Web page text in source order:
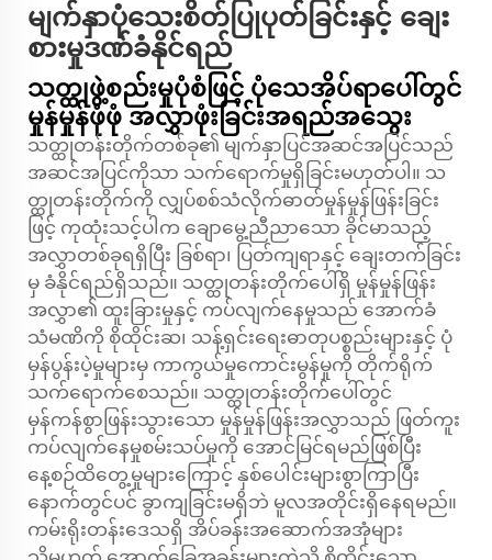
မျက်နှာပုံသေးစိတ်ပြုပုတ်ခြင်းနှင့် ချေး
စားမှုဒဏ်ခံနိုင်ရည်
သတ္ထုဖွဲ့စည်းမှုပုံစံဖြင့် ပုံသေအိပ်ရာပေါ်တွင်
မှုန်မှုန်ဖုံဖုံ အလွှာဖုံးခြင်းအရည်အသွေး
သတ္ထုတန်းတိုက်တစ်ခု၏ မျက်နှာပြင်အဆင်အပြင်သည်
အဆင်အပြင်ကိုသာ သက်ရောက်မှုရှိခြင်းမဟုတ်ပါ။ သ
တ္ထုတန်းတိုက်ကို လျှပ်စစ်သံလိုက်ဓာတ်မှုန်မှုန်ဖြန်းခြင်း
ဖြင့် ကုထုံးသင့်ပါက ချောမွေ့ညီညာသော ခိုင်မာသည့်
အလွှာတစ်ခုရရှိပြီး ခြစ်ရာ၊ ပြတ်ကျရာနှင့် ချေးတက်ခြင်း
မှ ခံနိုင်ရည်ရှိသည်။ သတ္ထုတန်းတိုက်ပေါ်ရှိ မှုန်မှုန်ဖြန်း
အလွှာ၏ ထူးခြားမှုနှင့် ကပ်လျက်နေမှုသည် အောက်ခံ
သံမဏိကို စိုထိုင်းဆ၊ သန့်ရှင်းရေးဓာတုပစ္စည်းများနှင့် ပုံ
မှန်ပွန်းပဲ့မှုများမှ ကာကွယ်မှုကောင်းမွန်မှုကို တိုက်ရိုက်
သက်ရောက်စေသည်။ သတ္ထုတန်းတိုက်ပေါ်တွင်
မှန်ကန်စွာဖြန်းသွားသော မှုန်မှုန်ဖြန်းအလွှာသည် ဖြတ်ကူး
ကပ်လျက်နေမှုစမ်းသပ်မှုကို အောင်မြင်ရမည်ဖြစ်ပြီး
နေ့စဉ်ထိတွေ့မှုများကြောင့် နှစ်ပေါင်းများစွာကြာပြီး
နောက်တွင်ပင် ခွာကျခြင်းမရှိဘဲ မူလအတိုင်းရှိနေရမည်။
ကမ်းရိုးတန်းဒေသရှိ အိပ်ခန်းအဆောက်အအုံများ